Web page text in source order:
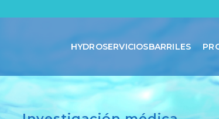
HYDROSERVICIOSBARRILES